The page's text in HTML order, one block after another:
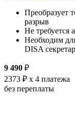
Преобразует
разрыв
Не требуется
Необходим
DISA
9 490 ₽
2373 ₽ x 4 платежа
без переплаты